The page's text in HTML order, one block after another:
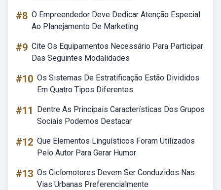
#8 O Empreendedor Deve Dedicar Atenção Especial
Ao Planejamento De Marketing
#9 Cite Os Equipamentos Necessário Para Participar
Das Seguintes Modalidades
#10 Os Sistemas De Estratificação Estão Divididos
Em Quatro Tipos Diferentes
#11
Dentre As Principais Características Dos Grupos
Sociais Podemos Destacar
#12 Que Elementos Linguísticos Foram Utilizados
Pelo Autor Para Gerar Humor
#13 Os Ciclomotores Devem Ser Conduzidos Nas
Vias Urbanas Preferencialmente